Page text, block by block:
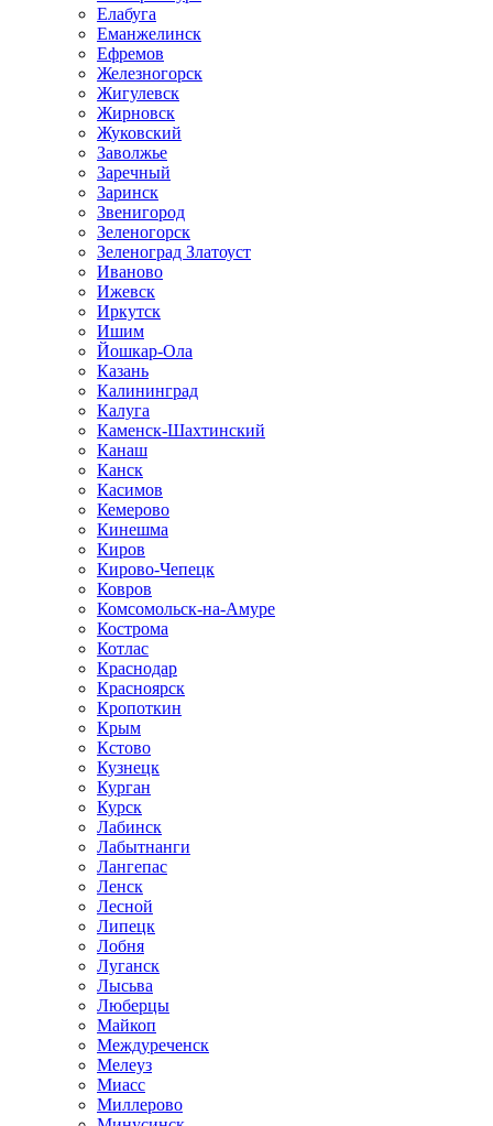
Елабуга
Еманжелинск
Ефремов
Железногорск
Жигулевск
Жирновск
Жуковский
Заволжье
Заречный
Заринск
Звенигород
Зеленогорск
Зеленоград Златоуст
Иваново
Ижевск
Иркутск
Ишим
Йошкар-Ола
Казань
Калининград
Калуга
Каменск-Шахтинский
Канаш
Канск
Касимов
Кемерово
Кинешма
Киров
Кирово-Чепецк
Ковров
Комсомольск-на-Амуре
Кострома
Котлас
Краснодар
Красноярск
Кропоткин
Крым
Кстово
Кузнецк
Курган
Курск
Лабинск
Лабытнанги
Лангепас
Ленск
Лесной
Липецк
Лобня
Луганск
Лысьва
Люберцы
Майкоп
Междуреченск
Мелеуз
Миасс
Миллерово